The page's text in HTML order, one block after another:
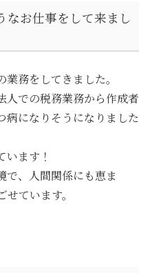
なお仕事をして来まし
務をしてきました。
人での税務業務から作成者
病になりそうになりました
ます！
で、人間関係にも恵ま
ています。